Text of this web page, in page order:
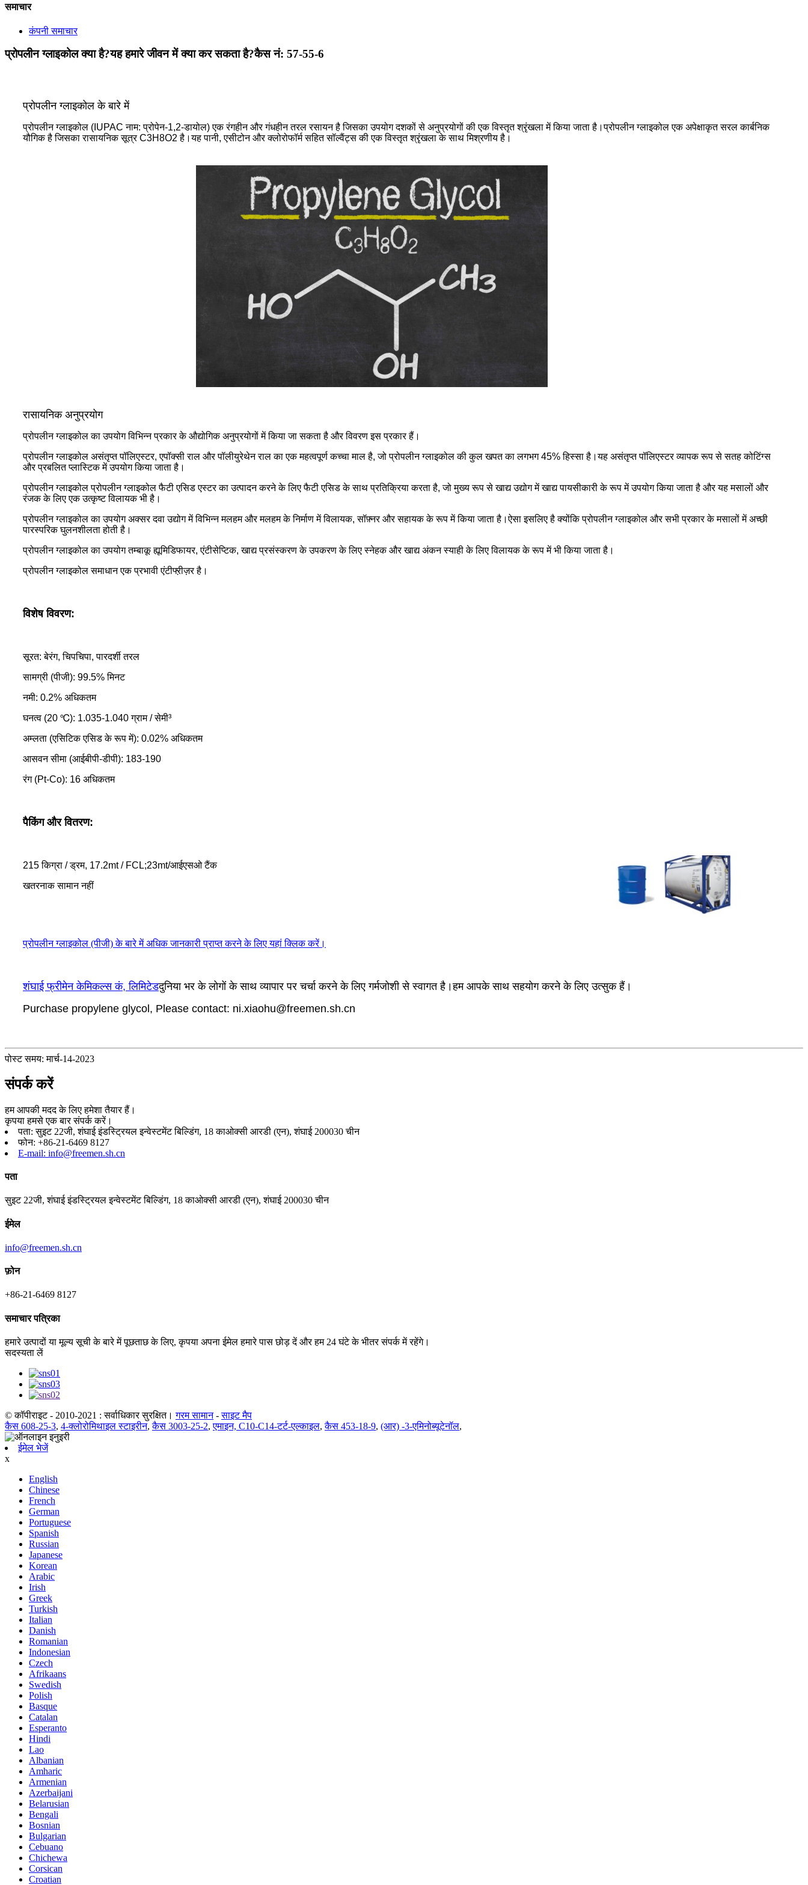
समाचार
कंपनी समाचार
प्रोपलीन ग्लाइकोल क्या है?यह हमारे जीवन में क्या कर सकता है?कैस नं: 57-55-6
प्रोपलीन ग्लाइकोल के बारे में
प्रोपलीन ग्लाइकोल (IUPAC नाम: प्रोपेन-1,2-डायोल) एक रंगहीन और गंधहीन तरल रसायन है जिसका उपयोग दशकों से अनुप्रयोगों की एक विस्तृत श्रृंखला में किया जाता है।प्रोपलीन ग्लाइकोल एक अपेक्षाकृत सरल कार्बनिक
यौगिक है जिसका रासायनिक सूत्र C3H8O2 है।यह पानी, एसीटोन और क्लोरोफॉर्म सहित सॉल्वैंट्स की एक विस्तृत श्रृंखला के साथ मिश्रणीय है।
रासायनिक अनुप्रयोग
प्रोपलीन ग्लाइकोल का उपयोग विभिन्न प्रकार के औद्योगिक अनुप्रयोगों में किया जा सकता है और विवरण इस प्रकार हैं।
प्रोपलीन ग्लाइकोल असंतृप्त पॉलिएस्टर, एपॉक्सी राल और पॉलीयुरेथेन राल का एक महत्वपूर्ण कच्चा माल है, जो प्रोपलीन ग्लाइकोल की कुल खपत का लगभग 45% हिस्सा है।यह असंतृप्त पॉलिएस्टर व्यापक रूप से सतह कोटिंग्स
और प्रबलित प्लास्टिक में उपयोग किया जाता है।
प्रोपलीन ग्लाइकोल प्रोपलीन ग्लाइकोल फैटी एसिड एस्टर का उत्पादन करने के लिए फैटी एसिड के साथ प्रतिक्रिया करता है, जो मुख्य रूप से खाद्य उद्योग में खाद्य पायसीकारी के रूप में उपयोग किया जाता है और यह मसालों और
रंजक के लिए एक उत्कृष्ट विलायक भी है।
प्रोपलीन ग्लाइकोल का उपयोग अक्सर दवा उद्योग में विभिन्न मलहम और मलहम के निर्माण में विलायक, सॉफ़्नर और सहायक के रूप में किया जाता है।ऐसा इसलिए है क्योंकि प्रोपलीन ग्लाइकोल और सभी प्रकार के मसालों में अच्छी
पारस्परिक घुलनशीलता होती है।
प्रोपलीन ग्लाइकोल का उपयोग तम्बाकू ह्यूमिडिफायर, एंटीसेप्टिक, खाद्य प्रसंस्करण के उपकरण के लिए स्नेहक और खाद्य अंकन स्याही के लिए विलायक के रूप में भी किया जाता है।
प्रोपलीन ग्लाइकोल समाधान एक प्रभावी एंटीफ्ऱीज़र है।
विशेष विवरण:
सूरत: बेरंग, चिपचिपा, पारदर्शी तरल
सामग्री (पीजी): 99.5% मिनट
नमी: 0.2% अधिकतम
घनत्व (20 ℃): 1.035-1.040 ग्राम / सेमी³
अम्लता (एसिटिक एसिड के रूप में): 0.02% अधिकतम
आसवन सीमा (आईबीपी-डीपी): 183-190
रंग (Pt-Co): 16 अधिकतम
पैकिंग और वितरण:
215 किग्रा / ड्रम, 17.2mt / FCL;23mt/आईएसओ टैंक
खतरनाक सामान नहीं
प्रोपलीन ग्लाइकोल (पीजी) के बारे में अधिक जानकारी प्राप्त करने के लिए यहां क्लिक करें।
शंघाई फ्रीमेन केमिकल्स कं, लिमिटेडदुनिया भर के लोगों के साथ व्यापार पर चर्चा करने के लिए गर्मजोशी से स्वागत है।हम आपके साथ सहयोग करने के लिए उत्सुक हैं।
Purchase propylene glycol, Please contact: ni.xiaohu@freemen.sh.cn
पोस्ट समय: मार्च-14-2023
संपर्क करें
हम आपकी मदद के लिए हमेशा तैयार हैं।
कृपया हमसे एक बार संपर्क करें।
पता: सुइट 22जी, शंघाई इंडस्ट्रियल इन्वेस्टमेंट बिल्डिंग, 18 काओक्सी आरडी (एन), शंघाई 200030 चीन
फोन: +86-21-6469 8127
E-mail: info@freemen.sh.cn
पता
सुइट 22जी, शंघाई इंडस्ट्रियल इन्वेस्टमेंट बिल्डिंग, 18 काओक्सी आरडी (एन), शंघाई 200030 चीन
ईमेल
info@freemen.sh.cn
फ़ोन
+86-21-6469 8127
समाचार पत्रिका
हमारे उत्पादों या मूल्य सूची के बारे में पूछताछ के लिए, कृपया अपना ईमेल हमारे पास छोड़ दें और हम 24 घंटे के भीतर संपर्क में रहेंगे।
सदस्यता लें
© कॉपीराइट - 2010-2021 : सर्वाधिकार सुरक्षित। गरम सामान-साइट मैप
कैस 608-25-3, 4-क्लोरोमिथाइल स्टाइरीन,कैस 3003-25-2,एमाइन, C10-C14-टर्ट-एल्काइल,कैस 453-18-9, (आर) -3-एमिनोब्यूटेनॉल,
ईमेल भेजें
x
English
Chinese
French
German
Portuguese
Spanish
Russian
Japanese
Korean
Arabic
Irish
Greek
Turkish
Italian
Danish
Romanian
Indonesian
Czech
Afrikaans
Swedish
Polish
Basque
Catalan
Esperanto
Hindi
Lao
Albanian
Amharic
Armenian
Azerbaijani
Belarusian
Bengali
Bosnian
Bulgarian
Cebuano
Chichewa
Corsican
Croatian